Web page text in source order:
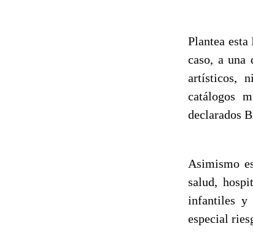
Plantea
caso, a una
artísticos,
catálogos
declarados
Asimismo
salud,
infantiles y
especial